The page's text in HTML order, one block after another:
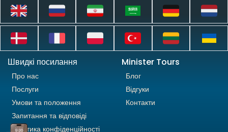
Швидкі посилання
Про нас
Послуги
Умови та положення
Запитання та відповіді
Політика конфіденційності
Minister Tours
Блог
Відгуки
Контакти